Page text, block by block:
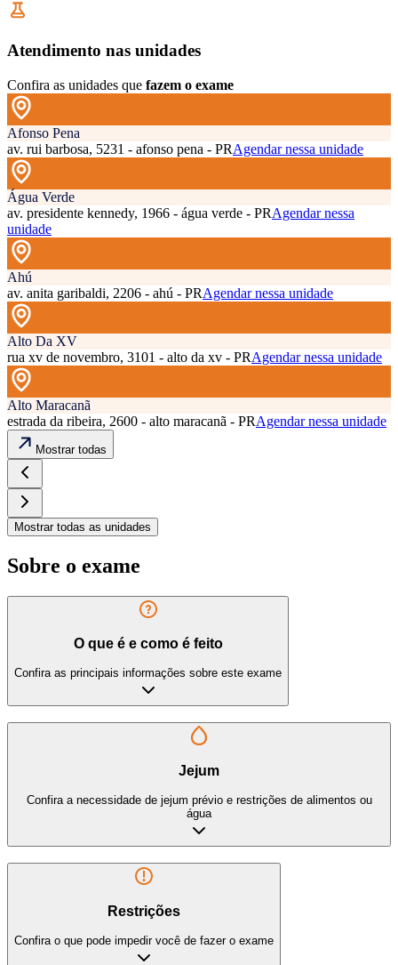
Atendimento nas unidades
Confira as unidades que fazem o exame
Afonso Pena
av. rui barbosa, 5231 - afonso pena - PRAgendar nessa unidade
Água Verde
av. presidente kennedy, 1966 - água verde - PRAgendar nessa
unidade
Ahú
av. anita garibaldi, 2206 - ahú - PRAgendar nessa unidade
Alto Da XV
rua xv de novembro, 3101 - alto da xv - PRAgendar nessa unidade
Alto Maracanã
estrada da ribeira, 2600 - alto maracanã - PRAgendar nessa unidade
Mostrar todas
Mostrar todas as unidades
Sobre o exame
O que é e como é feito
Confira as principais informações sobre este exame
Jejum
Confira a necessidade de jejum prévio e restrições de alimentos ou
água
Restrições
Confira o que pode impedir você de fazer o exame